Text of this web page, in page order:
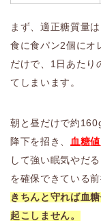
まず、適正糖質量
食に食パン2個にオ
だけで、1日あたり
てしまいます。
朝と昼だけで約
降下を招き、血糖
して強い眠気やだ
を確保できている
きちんと守れば血
起こしません。